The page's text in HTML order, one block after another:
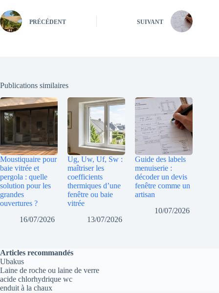
PRÉCÉDENT SUIVANT
Publications similaires
Moustiquaire pour
baie vitrée et
pergola : quelle
solution pour les
grandes
ouvertures ?
16/07/2026
Ug, Uw, Uf, Sw :
maîtriser les
coefficients
thermiques d’une
fenêtre ou baie
vitrée
13/07/2026
Guide des labels
menuiserie :
décoder un devis
fenêtre comme un
artisan
10/07/2026
Articles recommandés
Ubakus
Laine de roche ou laine de verre
acide chlorhydrique wc
enduit à la chaux